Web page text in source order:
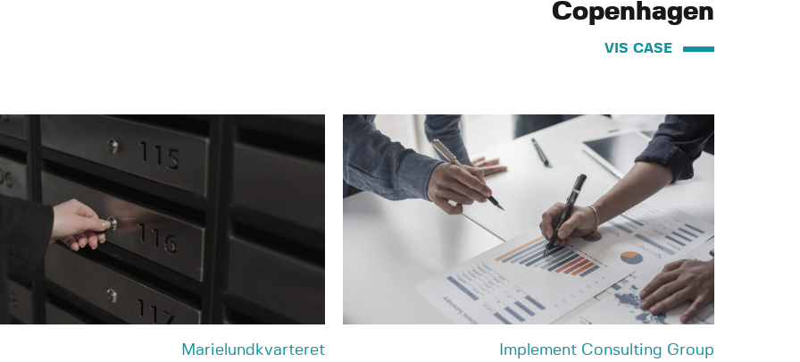
Copenhagen
VIS CASE
Marielundkvarteret Implement Consulting Group